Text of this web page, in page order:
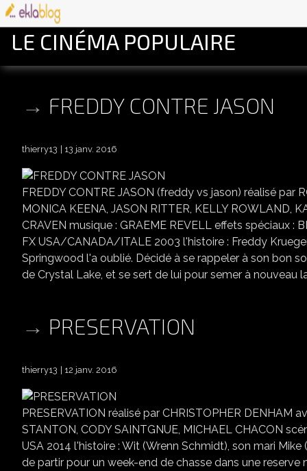
LE CINÉMA POPULAIRE
FREDDY CONTRE JASON
thierry13 13 janv. 2016
FREDDY CONTRE JASON (freddy vs jason) réalisé par
MONICA KEENA, JASON RITTER, KELLY ROWLAND,
CRAVEN musique : GRAEME REVELL effets spéciaux :
FX USA/CANADA/ITALE 2003 l'histoire : Freddy
Springwood l'a oublié. Décidé à se rappeler à son bon
de Crystal Lake, et se sert de lui pour semer à nouveau
PRESERVATION
thierry13 12 janv. 2016
PRESERVATION réalisé par CHRISTOPHER DENHAM
STANTON, CODY SAINTGNUE, MICHAEL CHACON
USA 2014 l'histoire : Wit (Wrenn Schmidt), son mari
de partir pour un week-end de chasse dans une